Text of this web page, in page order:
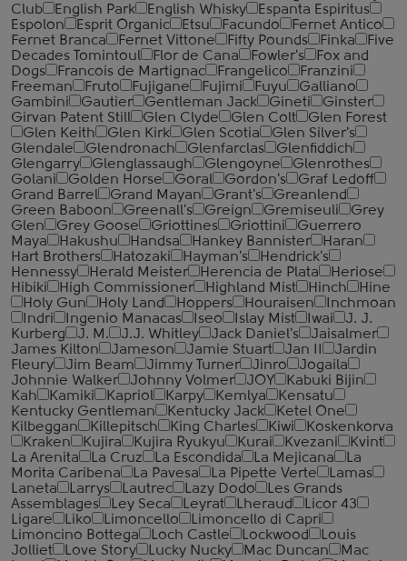
Club
English Park English Whisky
Espanta Espiritus
Espolon
Esprit Organic Etsu Facundo
Fernet Antico
Fernet Branca
Fernet Vittone Fifty Pounds Finka
Five
Decades Tomintoul
Flor de Cana Fowler's
Fox and
Dogs
Francois de Martignac Frangelico
Franzini
Freeman
Fruto Fujigane Fujimi Fuyu
Galliano
Gambini
Gautier Gentleman Jack Gineti
Ginster
Girvan Patent Still
Glen Clyde Glen Colt
Glen Forest
Glen Keith
Glen Kirk Glen Scotia
Glen Silver's
Glendale
Glendronach Glenfarclas
Glenfiddich
Glengarry
Glenglassaugh Glengoyne
Glenrothes
Golani
Golden Horse Goral Gordon's
Graf Ledoff
Grand Barrel
Grand Mayan Grant's
Greanlend
Green Baboon
Greenall's Greign Gremiseuli
Grey
Glen
Grey Goose Griottines Griottini
Guerrero
Maya
Hakushu Handsa Hankey Bannister
Haran
Hart Brothers
Hatozaki Hayman's
Hendrick's
Hennessy
Herald Meister Herencia de Plata
Heriose
Hibiki
High Commissioner Highland Mist Hinch
Hine
Holy Gun
Holy Land Hoppers Houraisen
Inchmoan
Indri
Ingenio Manacas Iseo Islay Mist Iwai
J. J.
Kurberg
J. M. J.J. Whitley Jack Daniel's
Jaisalmer
James Kilton
Jameson Jamie Stuart Jan II
Jardin
Fleury
Jim Beam Jimmy Turner Jinro
Jogaila
Johnnie Walker
Johnny Volmer JOY
Kabuki Bijin
Kah
Kamiki Kapriol Karpy Kemlya
Kensatu
Kentucky Gentleman
Kentucky Jack
Ketel One
Kilbeggan
Killepitsch King Charles Kiwi
Koskenkorva
Kraken
Kujira Kujira Ryukyu Kurai Kvezani
Kvint
La Arenita
La Cruz La Escondida La Mejicana
La
Morita Caribena
La Pavesa La Pipette Verte
Lamas
Laneta
Larrys Lautrec Lazy Dodo
Les Grands
Assemblages
Ley Seca Leyrat Lheraud
Licor 43
Ligare
Liko Limoncello
Limoncello di Capri
Limoncino Bottega
Loch Castle Lockwood
Louis
Jolliet
Love Story Lucky Nucky Mac Duncan
Mac